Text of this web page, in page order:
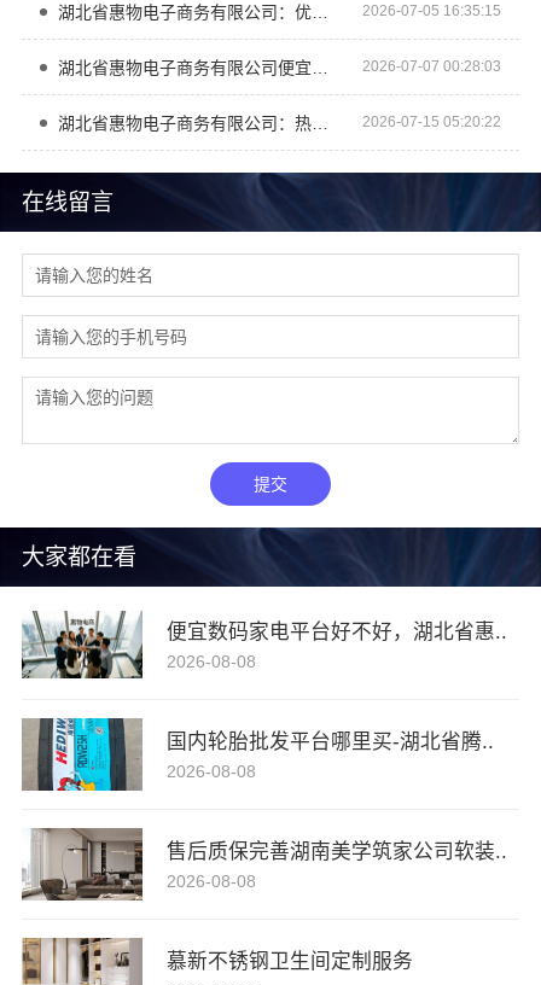
大家都在看
便宜数码家电平台好不好，湖北省惠..
2026-08-08
国内轮胎批发平台哪里买-湖北省腾..
2026-08-08
售后质保完善湖南美学筑家公司软装..
2026-08-08
慕新不锈钢卫生间定制服务
在线留言
提交
湖北省惠物电子商务有限公司：优惠数码家电工具价格指南 2026-07-05 16:35:15
2026-07-07 00:28:03
湖北省惠物电子商务有限公司：热门日常居家公司价格 2026-07-15 05:20:22